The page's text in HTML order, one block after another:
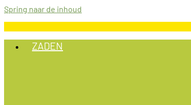
Spring naar de inhoud
ZADEN